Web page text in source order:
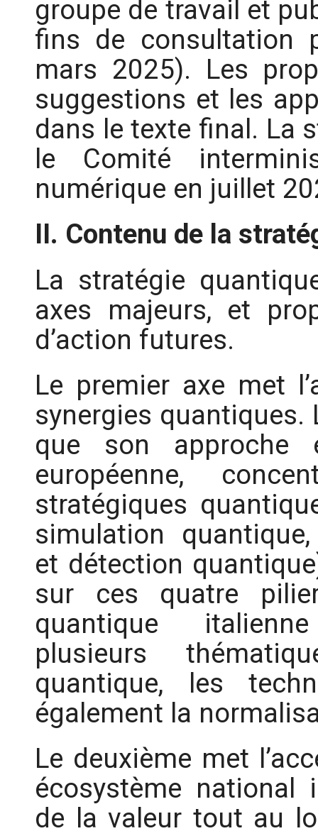
groupe de travail et
fins de consultation
mars 2025). Les
suggestions et les
dans le texte final. La
le Comité
numérique en juillet
II. Contenu de la
La stratégie
axes majeurs, et
d’action futures.
Le premier axe met
synergies quantiques.
que son approche
européenne,
stratégiques
simulation
et détection
sur ces quatre
quantique
plusieurs
quantique, les
également la
Le deuxième met
écosystème national
de la valeur tout au